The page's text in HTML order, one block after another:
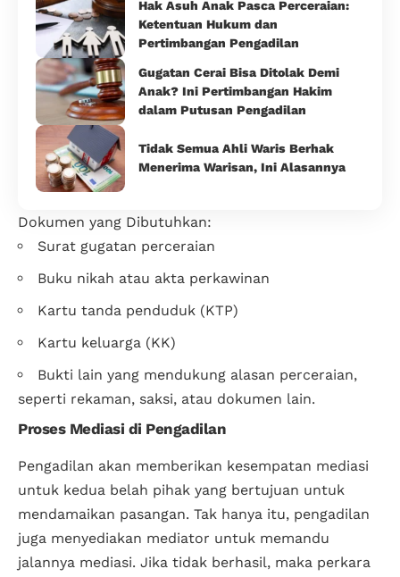
Hak Asuh Anak Pasca Perceraian:
Ketentuan Hukum dan
Pertimbangan Pengadilan
Gugatan Cerai Bisa Ditolak Demi
Anak? Ini Pertimbangan Hakim
dalam Putusan Pengadilan
Tidak Semua Ahli Waris Berhak
Menerima Warisan, Ini Alasannya
Dokumen yang Dibutuhkan:
Surat gugatan perceraian
Buku nikah atau akta perkawinan
Kartu tanda penduduk (KTP)
Kartu keluarga (KK)
Bukti lain yang mendukung alasan perceraian,
seperti rekaman, saksi, atau dokumen lain.
Proses Mediasi di Pengadilan
Pengadilan akan memberikan kesempatan mediasi
untuk kedua belah pihak yang bertujuan untuk
mendamaikan pasangan. Tak hanya itu, pengadilan
juga menyediakan mediator untuk memandu
jalannya mediasi. Jika tidak berhasil, maka perkara